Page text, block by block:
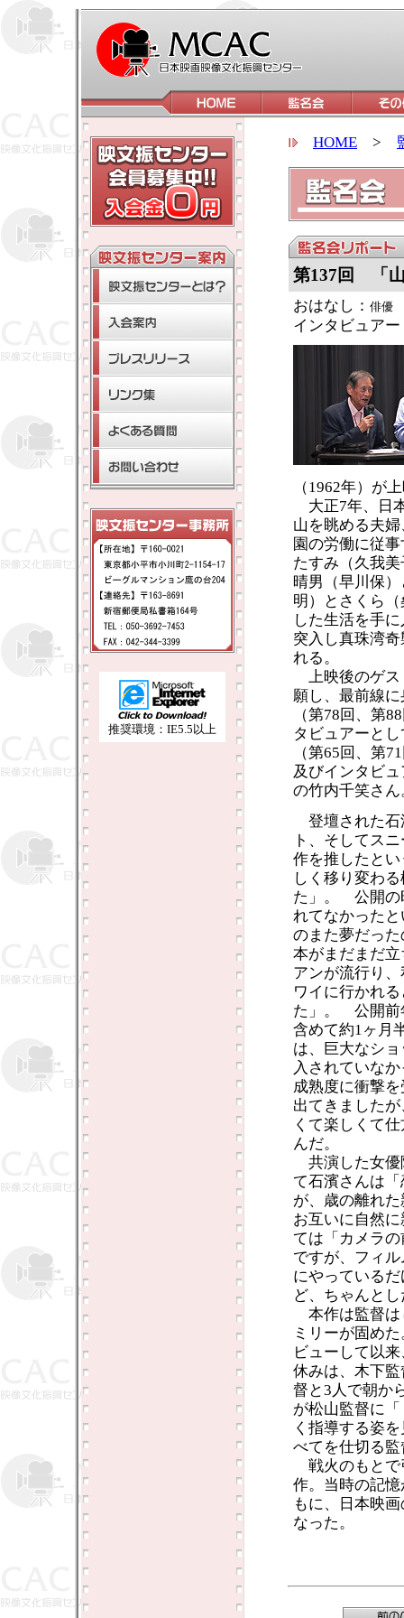
推奨環境：IE5.5以上
HOME >
第137 回 「
おはなし： 俳優
インタビュアー
（1962年）が
大正7年、日
山を眺める夫
園の労働に従
たすみ（久我
晴男（早川保
明）とさくら
した生活を手
突入し真珠湾
れる。
上映後のゲス
願し、最前線
（第78回、第
タビュアーと
（第65回、第
及びインタビ
の竹内千笑さん
登壇された石
ト、そしてス
作を推したと
しく移り変わ
た」。 公開の
れてなかった
のまた夢だっ
本がまだまだ
アンが流行り
ワイに行かれ
た」。 公開前
含めて約1ヶ月
は、巨大なシ
入されていな
成熟度に衝撃
出てきました
くて楽しくて
んだ。
共演した女優
て石濱さんは
が、歳の離れ
お互いに自然
ては「カメラ
ですが、フィ
にやっている
ど、ちゃんと
本作は監督は
ミリーが固め
ビューして以
休みは、木下
督と3人で朝か
が松山監督に
く指導する姿
べてを仕切る
戦火のもとで
作。当時の記
もに、日本映
なった。